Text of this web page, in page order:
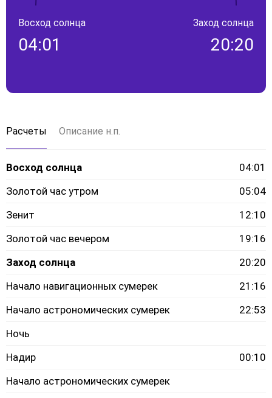
Восход солнца
04:01
Заход солнца
20:20
Расчеты Описание н.п.
Восход солнца
04:01
Золотой час утром
05:04
Зенит
12:10
Золотой час вечером
19:16
Заход солнца
20:20
Начало навигационных сумерек
21:16
Начало астрономических сумерек
22:53
Ночь
Надир
00:10
Начало астрономических сумерек